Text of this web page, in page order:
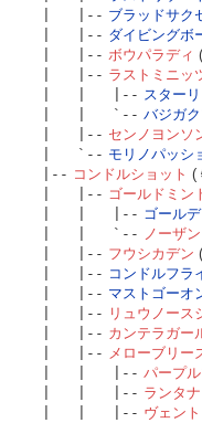
| |-- ブラッドサク
| |-- ダイビングボ
| |-- ボウパラディ
| |-- ラストミニッ
| | |-- スター
| | `-- バジガ
| |-- センノヨンソ
| `-- モリノパッシ
|-- コンドルショット (
| |-- ゴールドミン
| | |-- ゴール
| | `-- ノーザ
| |-- フウシカデン
| |-- コンドルフラ
| |-- マストゴーオ
| |-- リュウノース
| |-- カンテラガー
| |-- メローブリー
| | |-- パープ
| | |-- ランタ
| | |-- ヴェン